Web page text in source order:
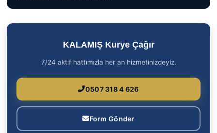
KALAMIŞ Kurye Çağır
7/24 aktif hattımızla her an hizmetinizdeyiz.
0507 318 4 626
Form Gönder